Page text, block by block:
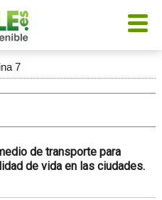
7
de transporte para
de vida en las ciudades.